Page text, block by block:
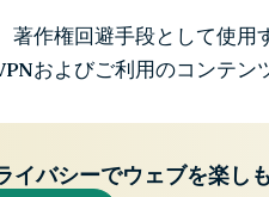
著作権回避手段として使
およびご利用のコンテ
イバシーでウェブを楽し